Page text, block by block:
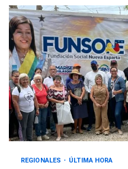
REGIONALES ÚLTIMA HORA